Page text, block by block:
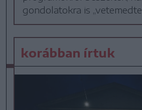
gondolatokra is
korábban írtuk